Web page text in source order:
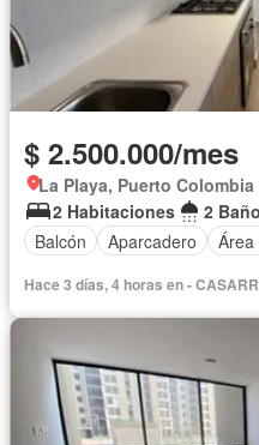
$ 2.500.000/mes
La Playa, Puerto Colombia
2 Habitaciones
2
Balcón
Aparcadero Área
Hace 3 días, 4 horas en -